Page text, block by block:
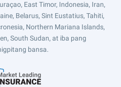
East Timor, Indonesia, Iran,
Belarus, Sint Eustatius, Tahiti,
Northern Mariana Islands,
South Sudan, at iba pang
bansa.